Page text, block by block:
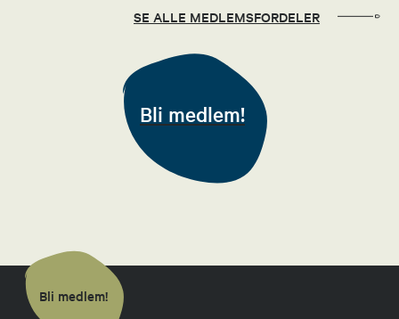
SE ALLE MEDLEMSFORDELER
Bli medlem!
Bli medlem!